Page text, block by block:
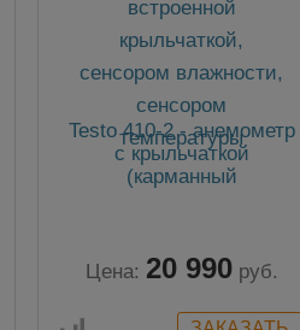
Testo 410-2 - анемометр
с крыльчаткой
(карманный
Цена: 20 990 руб.